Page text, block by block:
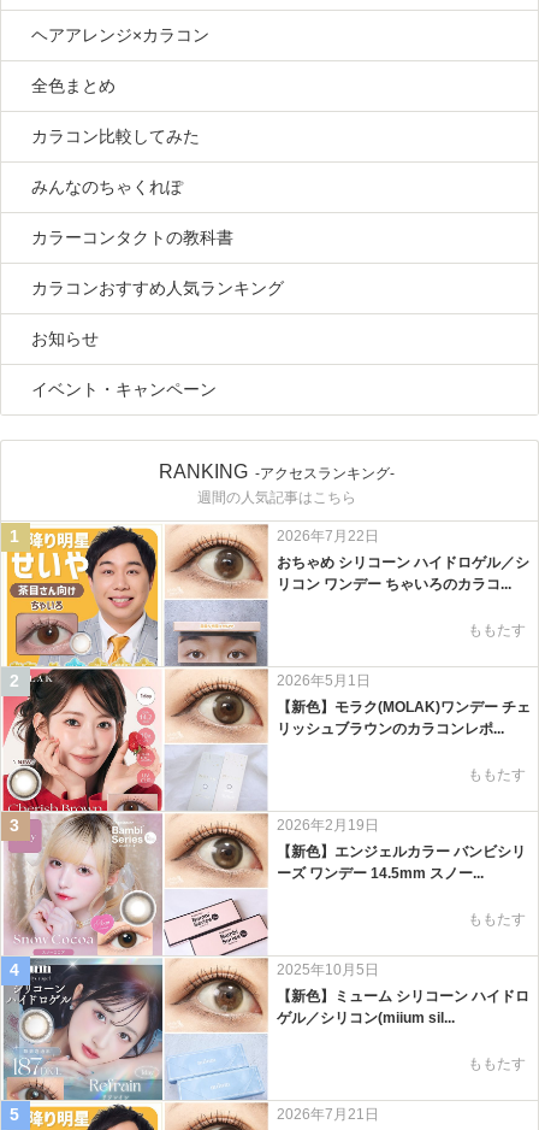
ヘアアレンジ×カラコン
全色まとめ
カラコン比較してみた
みんなのちゃくれぽ
カラーコンタクトの教科書
カラコンおすすめ人気ランキング
お知らせ
イベント・キャンペーン
RANKING -アクセスランキング-
週間の人気記事はこちら
1
2026年7月22日
おちゃめ シリコーン ハイドロゲル／シ
リコン ワンデー ちゃいろのカラコ...
ももたす
2
2026年5月1日
【新色】モラク(MOLAK)ワンデー チェ
リッシュブラウンのカラコンレポ...
ももたす
3
2026年2月19日
【新色】エンジェルカラー バンビシリ
ーズ ワンデー 14.5mm スノー...
ももたす
4
2025年10月5日
【新色】ミューム シリコーン ハイドロ
ゲル／シリコン(miium sil...
ももたす
5
2026年7月21日